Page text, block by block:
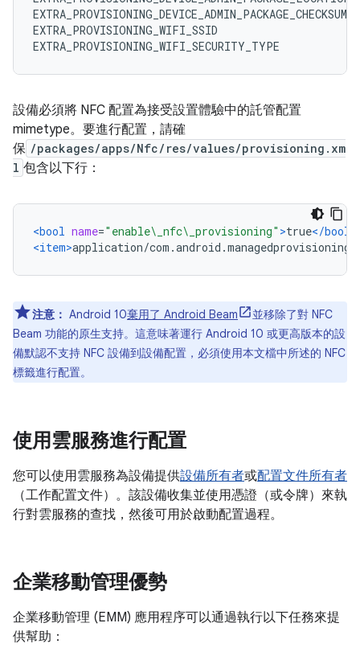
EXTRA_PROVISIONING_DEVICE_ADMIN_PACKAGE_CHECKSUM
EXTRA_PROVISIONING_WIFI_SSID
EXTRA_PROVISIONING_WIFI_SECURITY_TYPE
設備必須將 NFC 配置為接受設置體驗中的託管配置
mimetype。要進行配置，請確
保 /packages/apps/Nfc/res/values/provisioning.xm
l 包含以下行：
<bool name="enable\_nfc\_provisioning" >true</bool>
<item>application/com.android.managedprovisioning
注意： Android 10棄用了 Android Beam
並移除了對 NFC
Beam 功能的原生支持。這意味著運行 Android 10 或更高版本的設
備默認不支持 NFC 設備到設備配置，必須使用本文檔中所述的 NFC
標籤進行配置。
使用雲服務進行配置
您可以使用雲服務為設備提供設備所有者或配置文件所有者
（工作配置文件）。該設備收集並使用憑證（或令牌）來執
行對雲服務的查找，然後可用於啟動配置過程。
企業移動管理優勢
企業移動管理 (EMM) 應用程序可以通過執行以下任務來提
供幫助：